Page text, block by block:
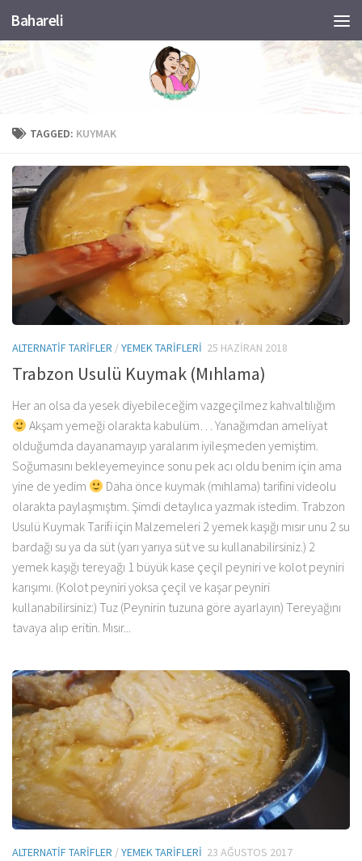
Skip to content
Bahareli
TAGGED: KUYMAK
ALTERNATIF TARIFLER /YEMEK TARIFLERI 25 HAZIRAN 2018
Trabzon Usulü Kuymak (Mıhlama)
Her an olsa da yesek diyebileceğim vazgeçilmez kahvaltılığım
Akşam yemeği olarakta kabulüm… Yanağımdan ameliyat
olduğumda dayanamayıp yaralarım iyileşmeden yemiştim.
Soğumasını bekleyemeyince sonu pek acı oldu benim için ama
yine de yedim
Daha önce kuymak (mıhlama) tarifini videolu
olarakta paylaşmıştım. Şimdi detaylıca yazmak istedim. Trabzon
Usulü Kuymak Tarifi için Malzemeleri 2 yemek kaşığı mısır unu 2 su
bardağı su ya da süt (yarı yarıya süt ve su kullanabilirsiniz.) 2
yemek kaşığı tereyağı 1 büyük kase çeçil peyniri ve kolot peyniri
karışımı. (Kolot peyniri yoksa çeçil ve kaşar peyniri
kullanabilirsiniz:) Tuz (Peynirin tuzuna göre ayarlayın) Tereyağını
tavaya alıp eritin. Mısır...
ALTERNATIF TARIFLER /YEMEK TARIFLERI 23 AĞUSTOS 2017